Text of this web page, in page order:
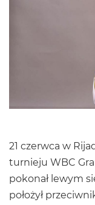
21 czerwca w
turnieju WBC
pokonał lewym
położył